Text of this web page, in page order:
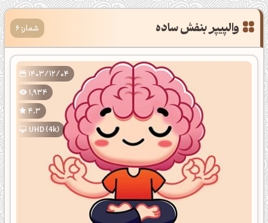
شمار: 6
1403/12/04
1,934
4.3
UHD (4k)